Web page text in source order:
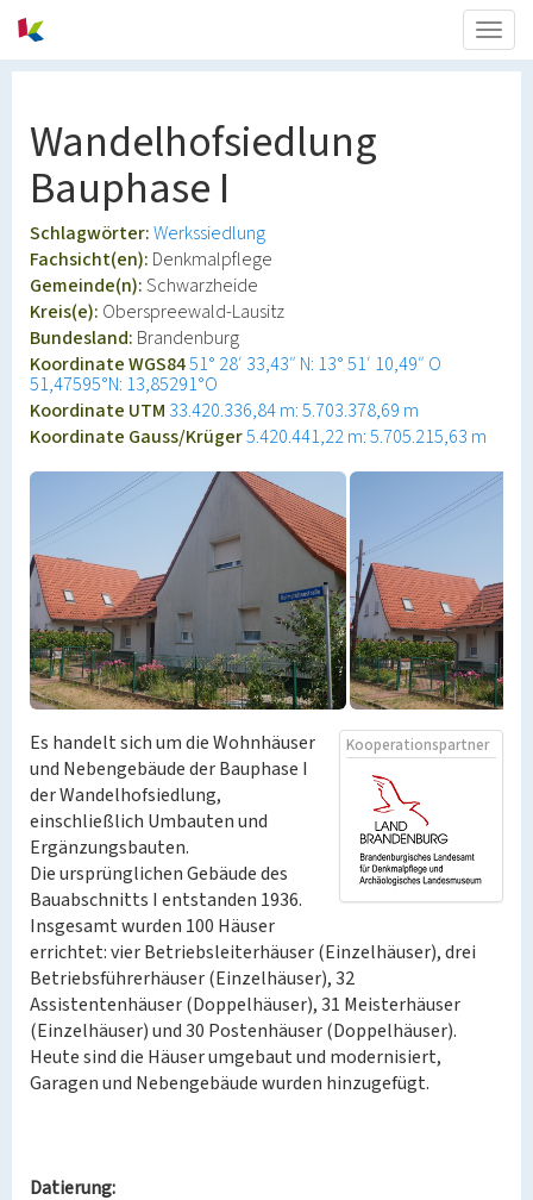
Wandelhofsiedlung
Bauphase I
Schlagwörter:Werkssiedlung
Fachsicht(en): Denkmalpflege
Gemeinde(n):Schwarzheide
Kreis(e): Oberspreewald-Lausitz
Bundesland: Brandenburg
Koordinate WGS8451° 28′ 33,43″ N: 13° 51′ 10,49″ O
51,47595°N: 13,85291°O
Koordinate UTM 33.420.336,84 m: 5.703.378,69 m
Koordinate Gauss/Krüger5.420.441,22 m: 5.705.215,63 m
Kooperationspartner
Es handelt sich um die Wohnhäuser
und Nebengebäude der Bauphase I
der Wandelhofsiedlung,
einschließlich Umbauten und
Ergänzungsbauten.
Die ursprünglichen Gebäude des
Bauabschnitts I entstanden 1936.
Insgesamt wurden 100 Häuser
errichtet: vier Betriebsleiterhäuser (Einzelhäuser), drei
Betriebsführerhäuser (Einzelhäuser), 32
Assistentenhäuser (Doppelhäuser), 31 Meisterhäuser
(Einzelhäuser) und 30 Postenhäuser (Doppelhäuser).
Heute sind die Häuser umgebaut und modernisiert,
Garagen und Nebengebäude wurden hinzugefügt.
Datierung: